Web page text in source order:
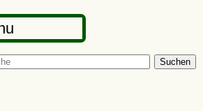
Suchen